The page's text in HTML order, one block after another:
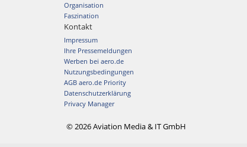
Organisation
Faszination
Kontakt
Impressum
Ihre Pressemeldungen
Werben bei aero.de
Nutzungsbedingungen
AGB aero.de Priority
Datenschutzerklärung
Privacy Manager
© 2026 Aviation Media & IT GmbH